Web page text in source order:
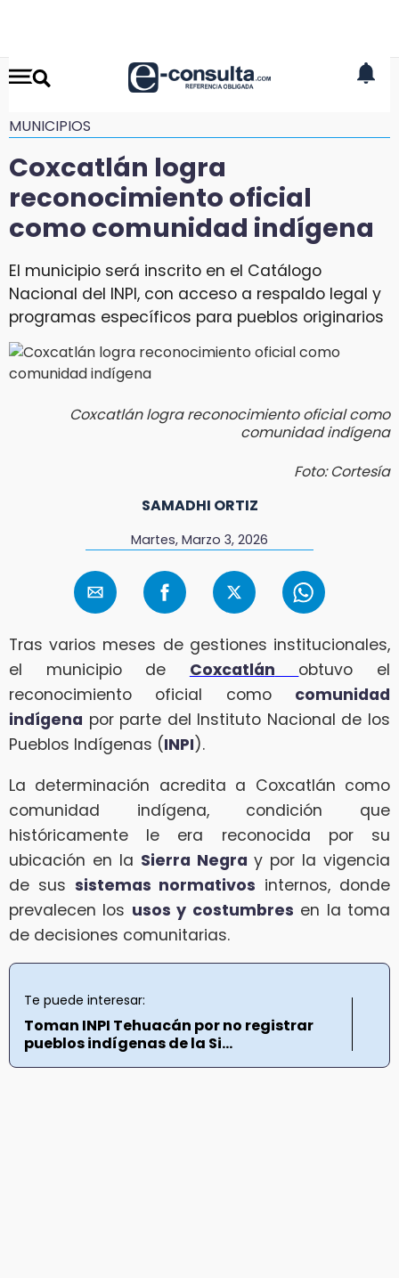
MUNICIPIOS
Coxcatlán logra
reconocimiento oficial
como comunidad indígena
El municipio será inscrito en el Catálogo
Nacional del INPI, con acceso a respaldo legal y
programas específicos para pueblos originarios
Coxcatlán logra reconocimiento oficial como
comunidad indígena
Foto: Cortesía
SAMADHI ORTIZ
Martes, Marzo 3, 2026
Tras varios meses de gestiones institucionales,
el municipio de Coxcatlán
obtuvo el
reconocimiento oficial como comunidad
indígena por parte del Instituto Nacional de los
Pueblos Indígenas (INPI).
La determinación acredita a Coxcatlán como
comunidad indígena, condición que
históricamente le era reconocida por su
ubicación en la Sierra Negra y por la vigencia
de sus sistemas normativos internos, donde
prevalecen los usos y costumbres en la toma
de decisiones comunitarias.
Te puede interesar:
Toman INPI Tehuacán por no registrar
pueblos indígenas de la Si...